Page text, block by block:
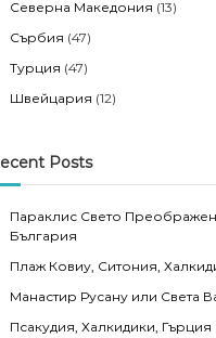
Северна Македония (13)
Сърбия (47)
Турция (47)
Швейцария (12)
Posts
Параклис Свето
България
Плаж Ковиу, Ситония,
Манастир Русану или Света
Псакудия, Халкидики, Гърция